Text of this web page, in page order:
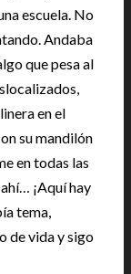
escuela. No
Andaba
que pesa al
en el
su mandilón
en todas las
¡Aquí hay
tema,
de vida y sigo